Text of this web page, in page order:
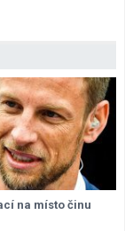
na místo činu